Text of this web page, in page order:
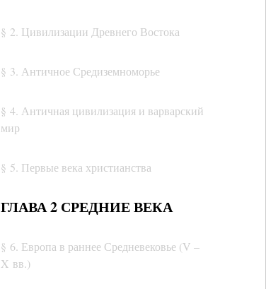
§ 2. Цивилизации Древнего Востока
§ 3. Античное Средиземноморье
§ 4. Античная цивилизация и варварский
мир
§ 5. Первые века христианства
ГЛАВА 2 СРЕДНИЕ ВЕКА
§ 6. Европа в раннее Средневековье (V –
X вв.)